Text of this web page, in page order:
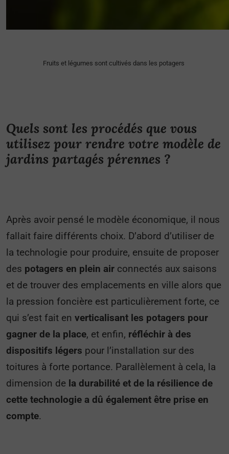
Fruits et légumes sont cultivés dans les potagers
Quels sont les procédés que vous
utilisez pour rendre votre modèle de
jardins partagés pérennes ?
Après avoir pensé le modèle économique, il nous
fallait faire différents choix. D’abord d’utiliser de
la technologie pour produire, ensuite de proposer
des potagers en plein air connectés aux saisons
et de trouver des emplacements en ville alors que
la pression foncière est particulièrement forte, ce
qui s’est fait en verticalisant les potagers pour
gagner de la place, et enfin, réfléchir à des
dispositifs légers pour l’installation sur des
toitures à forte portance. Parallèlement à cela, la
dimension de la durabilité et de la résilience de
cette technologie a dû également être prise en
compte.